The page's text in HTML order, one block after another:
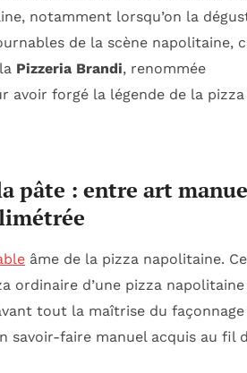
notamment lorsqu’on la
de la scène napolitaine,
Pizzeria Brandi, renommée
avoir forgé la légende de la pizza
pâte : entre art
âme de la pizza napolitaine.
ordinaire d’une pizza napolitaine
tout la maîtrise du
savoir-faire manuel acquis au fil